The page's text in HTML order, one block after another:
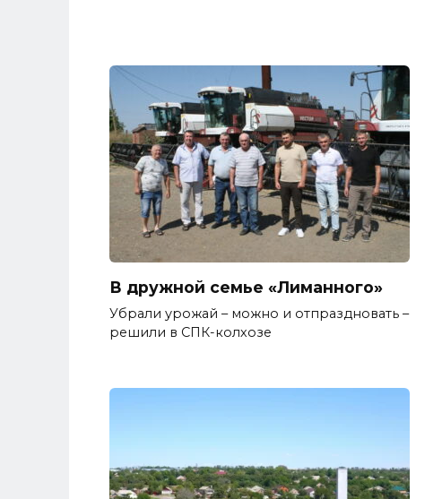
В дружной семье «Лиманного»
Убрали урожай – можно и отпраздновать –
решили в СПК-колхозе